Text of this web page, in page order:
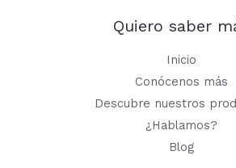
Quiero saber
Inicio
Conócenos más
Descubre nuestros
¿Hablamos?
Blog